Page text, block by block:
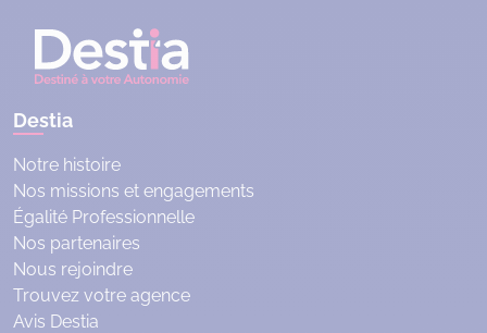
Destia
Notre histoire
Nos missions et engagements
Égalité Professionnelle
Nos partenaires
Nous rejoindre
Trouvez votre agence
Avis Destia